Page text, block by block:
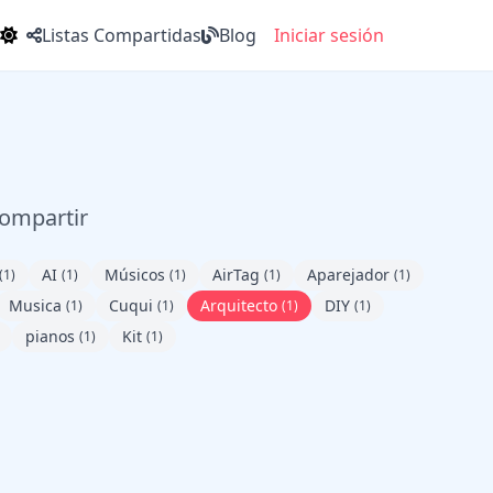
Listas Compartidas Blog Iniciar sesión
(1) AI (1) Músicos (1) AirTag (1) Aparejador (1)
Musica (1) Cuqui (1) Arquitecto (1) DIY (1)
pianos (1) Kit (1)